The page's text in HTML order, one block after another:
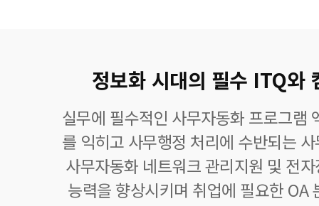
정보화 시대의 필수 ITQ와
실무에 필수적인 사무자동화 프로그램
를 익히고 사무행정 처리에 수반되는
사무자동화 네트워크 관리지원 및 전
능력을 향상시키며 취업에 필요한 OA